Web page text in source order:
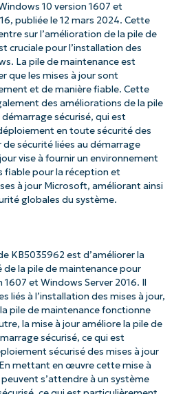
10 version 1607 et
publiée le 12 mars 2024. Cette
sur l’amélioration de la pile de
cruciale pour l’installation des
La pile de maintenance est
que les mises à jour sont
et de manière fiable. Cette
des améliorations de la pile
sécurisé, qui est
en toute sécurité des
sécurité liées au démarrage
vise à fournir un environnement
fiable pour la réception et
à jour Microsoft, améliorant ainsi
globales du système.
KB5035962 est d’améliorer la
la pile de maintenance pour
1607 et Windows Server 2016. Il
liés à l’installation des mises à jour,
pile de maintenance fonctionne
la mise à jour améliore la pile de
sécurisé, ce qui est
sécurisé des mises à jour
mettant en œuvre cette mise à
s’attendre à un système